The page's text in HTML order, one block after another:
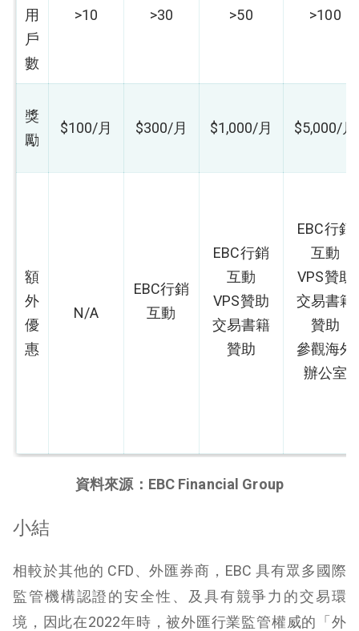
用
戶
數
>10 >30 >50 >100
獎
勵
$100/月 $300/月 $1,000/月 $5,000/月
額
外
優
惠
N/A
EBC行銷
互動
EBC行銷
互動
VPS贊助
交易書籍
贊助
EBC行銷
互動
VPS贊助
交易書籍
贊助
參觀海外
辦公室
資料來源：EBC Financial Group
小結
相較於其他的 CFD、外匯券商，EBC 具有眾多國際
監管機構認證的安全性、及具有競爭力的交易環
境，因此在2022年時，被外匯行業監管權威的「外